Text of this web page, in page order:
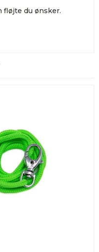
fløjte du ønsker.